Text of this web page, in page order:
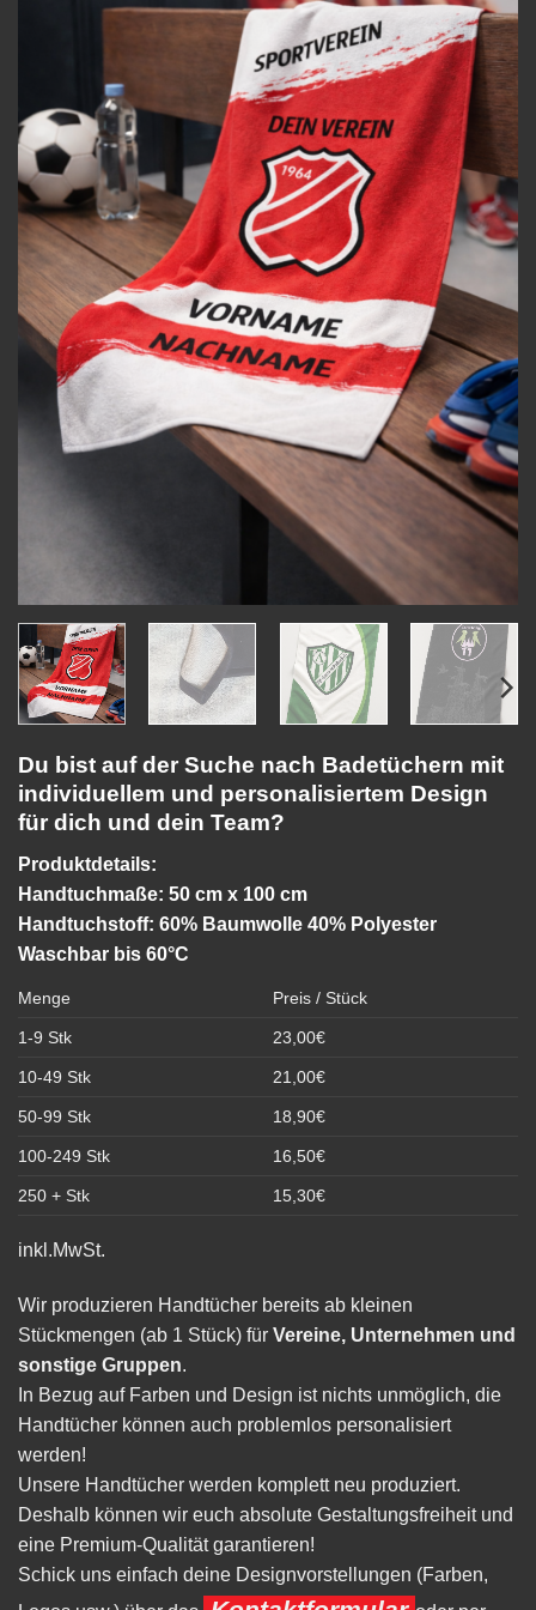
Du bist auf der Suche nach Badetüchern mit
individuellem und personalisiertem Design
für dich und dein Team?
Produktdetails:
Handtuchmaße: 50 cm x 100 cm
Handtuchstoff: 60% Baumwolle 40% Polyester
Waschbar bis 60°C
Menge Preis / Stück
1-9 Stk 23,00€
10-49 Stk 21,00€
50-99 Stk 18,90€
100-249 Stk 16,50€
250 + Stk 15,30€
inkl.MwSt.
Wir produzieren Handtücher bereits ab kleinen
Stückmengen (ab 1 Stück) für Vereine, Unternehmen und
sonstige Gruppen.
In Bezug auf Farben und Design ist nichts unmöglich, die
Handtücher können auch problemlos personalisiert
werden!
Unsere Handtücher werden komplett neu produziert.
Deshalb können wir euch absolute Gestaltungsfreiheit und
eine Premium-Qualität garantieren!
Schick uns einfach deine Designvorstellungen (Farben,